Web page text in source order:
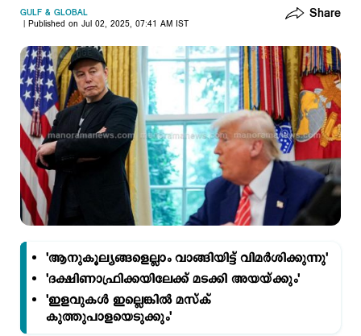
GULF & GLOBAL
Published on Jul 02, 2025, 07:41 AM IST
Share
'ആനുകൂല്യങ്ങളെല്ലാം വാങ്ങിയിട്ട് വിമര്‍ശിക്കുന്നു'
'ദക്ഷിണാഫ്രിക്കയിലേക്ക് മടക്കി അയയ്ക്കും'
'ഇളവുകള്‍ ഇല്ലെങ്കില്‍ മസ്ക്
കുത്തുപാളയെടുക്കും'